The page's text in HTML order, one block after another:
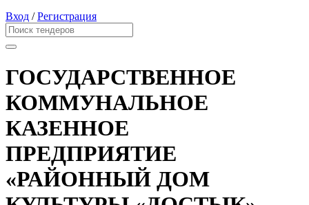
Вход /Регистрация
ГОСУДАРСТВЕННОЕ
КОММУНАЛЬНОЕ
КАЗЕННОЕ
ПРЕДПРИЯТИЕ
«РАЙОННЫЙ ДОМ